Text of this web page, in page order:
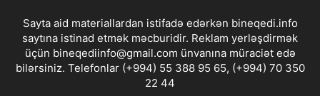
Sayta aid materiallardan istifadə edərkən bineqedi.info
saytına istinad etmək məcburidir. Reklam yerləşdirmək
üçün bineqediinfo@gmail.com ünvanına müraciət edə
bilərsiniz. Telefonlar (+994) 55 388 95 65, (+994) 70 350
22 44